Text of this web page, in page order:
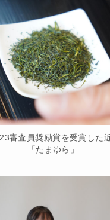
審査員奨励賞を受賞した
「たまゆら」